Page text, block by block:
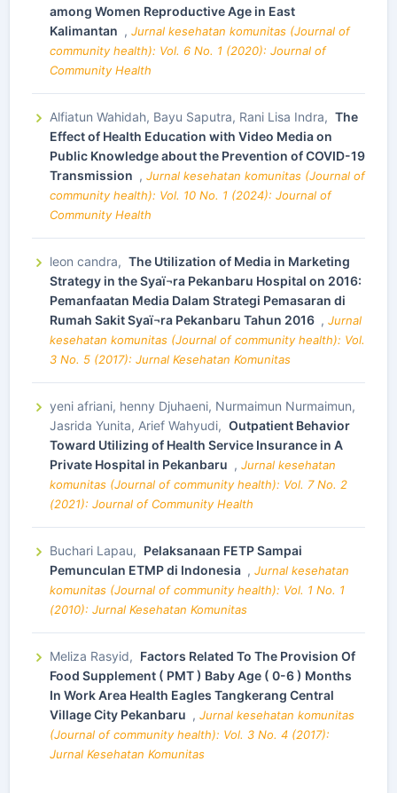
among Women Reproductive Age in East
Kalimantan , Jurnal kesehatan komunitas (Journal of
community health): Vol. 6 No. 1 (2020): Journal of
Community Health
Alfiatun Wahidah, Bayu Saputra, Rani Lisa Indra, The
Effect of Health Education with Video Media on
Public Knowledge about the Prevention of COVID-19
Transmission , Jurnal kesehatan komunitas (Journal of
community health): Vol. 10 No. 1 (2024): Journal of
Community Health
leon candra, The Utilization of Media in Marketing
Strategy in the Syaï¬ra Pekanbaru Hospital on 2016:
Pemanfaatan Media Dalam Strategi Pemasaran di
Rumah Sakit Syaï¬ra Pekanbaru Tahun 2016 , Jurnal
kesehatan komunitas (Journal of community health): Vol.
3 No. 5 (2017): Jurnal Kesehatan Komunitas
yeni afriani, henny Djuhaeni, Nurmaimun Nurmaimun,
Jasrida Yunita, Arief Wahyudi, Outpatient Behavior
Toward Utilizing of Health Service Insurance in A
Private Hospital in Pekanbaru , Jurnal kesehatan
komunitas (Journal of community health): Vol. 7 No. 2
(2021): Journal of Community Health
Buchari Lapau, Pelaksanaan FETP Sampai
Pemunculan ETMP di Indonesia , Jurnal kesehatan
komunitas (Journal of community health): Vol. 1 No. 1
(2010): Jurnal Kesehatan Komunitas
Meliza Rasyid, Factors Related To The Provision Of
Food Supplement ( PMT ) Baby Age ( 0-6 ) Months
In Work Area Health Eagles Tangkerang Central
Village City Pekanbaru , Jurnal kesehatan komunitas
(Journal of community health): Vol. 3 No. 4 (2017):
Jurnal Kesehatan Komunitas